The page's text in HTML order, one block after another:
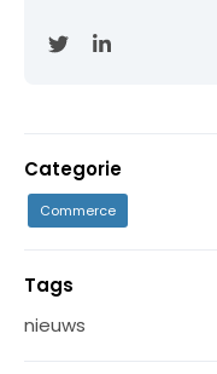
Categorie
Commerce
Tags
nieuws